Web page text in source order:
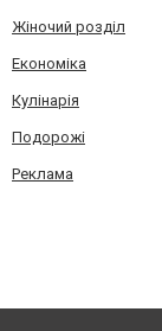
Жіночий розділ
Економіка
Кулінарія
Подорожі
Реклама